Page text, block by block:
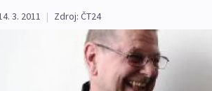
3. 2011 | Zdroj: ČT24